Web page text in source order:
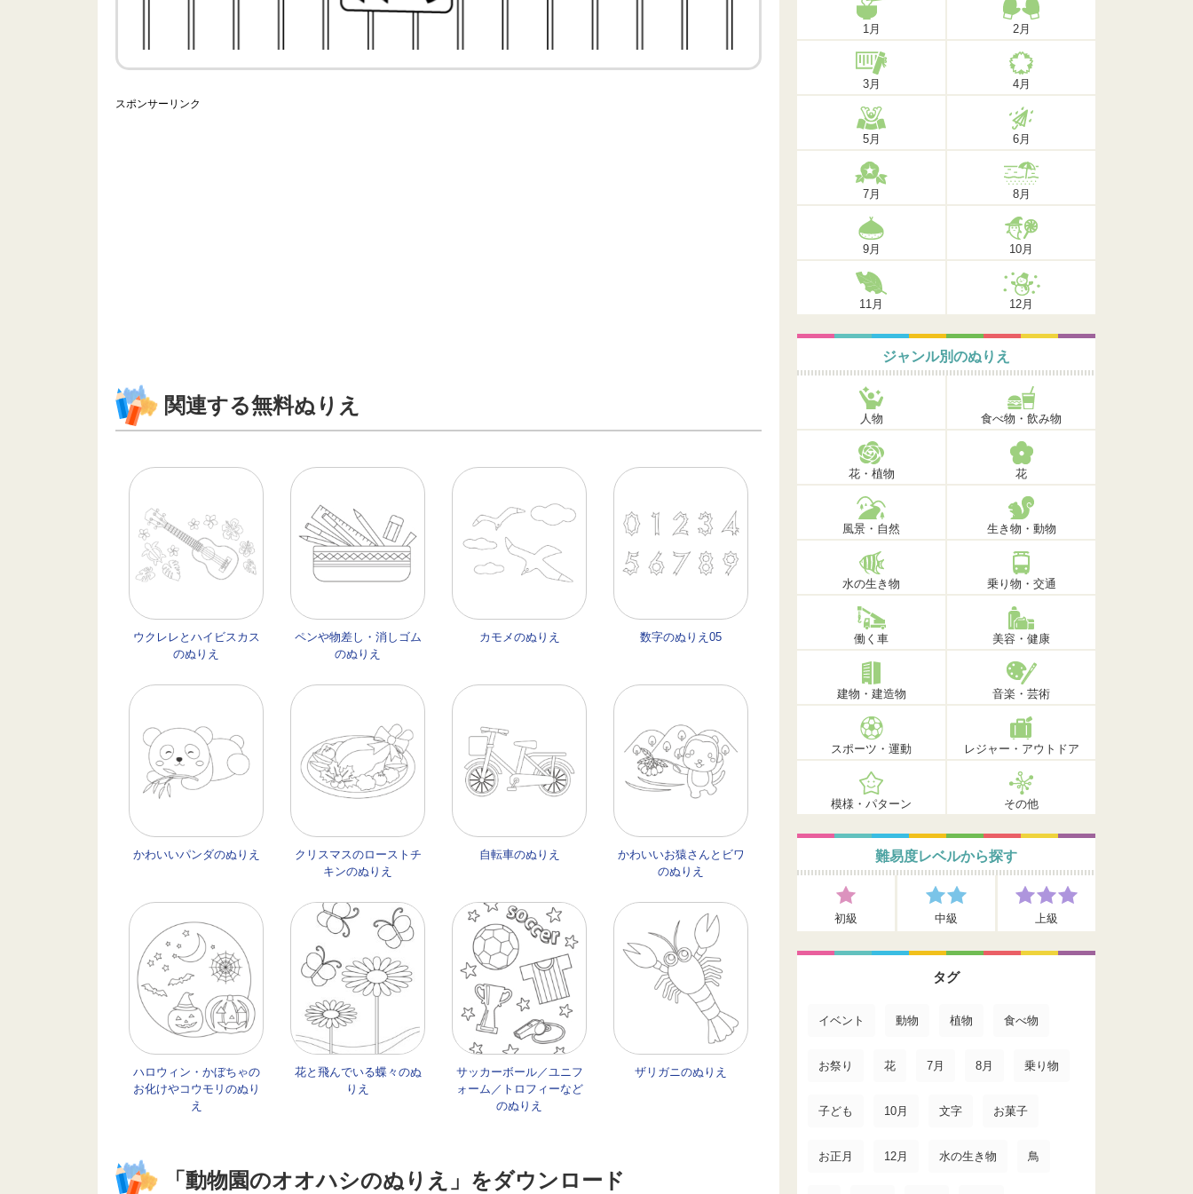
スポンサーリンク
関連する無料ぬりえ
ウクレレとハイビスカス
のぬりえ
ペンや物差し・消しゴム
のぬりえ
カモメのぬりえ 数字のぬりえ05
かわいいパンダのぬりえ
クリスマスのローストチ
キンのぬりえ
自転車のぬりえ
かわいいお猿さんとビワ
のぬりえ
ハロウィン・かぼちゃの
お化けやコウモリのぬり
え
花と飛んでいる蝶々のぬ
りえ
サッカーボール／ユニフ
ォーム／トロフィーなど
のぬりえ
ザリガニのぬりえ
「動物園のオオハシのぬりえ」をダウンロード
1月 2月
3月 4月
5月 6月
7月 8月
9月 10月
11月 12月
ジャンル別のぬりえ
人物 食べ物・飲み物
花・植物 花
風景・自然 生き物・動物
水の生き物 乗り物・交通
働く車 美容・健康
建物・建造物 音楽・芸術
スポーツ・運動 レジャー・アウトドア
模様・パターン その他
難易度レベルから探す
初級 中級 上級
タグ
イベント 動物 植物 食べ物
お祭り 花 7月 8月 乗り物
子ども 10月 文字 お菓子
お正月 12月 水の生き物 鳥